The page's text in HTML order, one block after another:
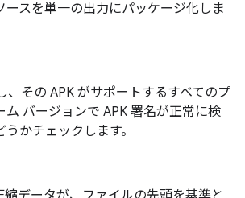
ースを単一の出力にパッケージ化しま
、その APK がサポートするすべてのプ
ム バージョンで APK 署名が正常に検
かチェックします。